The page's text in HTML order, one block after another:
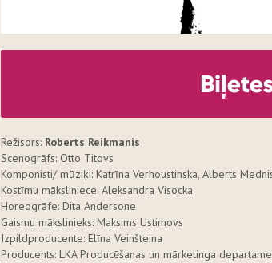
Režisors: Roberts Reikmanis
Scenogrāfs: Otto Titovs
Komponisti/ mūziķi: Katrīna Verhoustinska, Alberts
Kostīmu māksliniece: Aleksandra Visocka
Horeogrāfe: Dita Andersone
Gaismu mākslinieks: Maksims Ustimovs
Izpildproducente: Elīna Veinšteina
Producents: LKA Producēšanas un mārketinga